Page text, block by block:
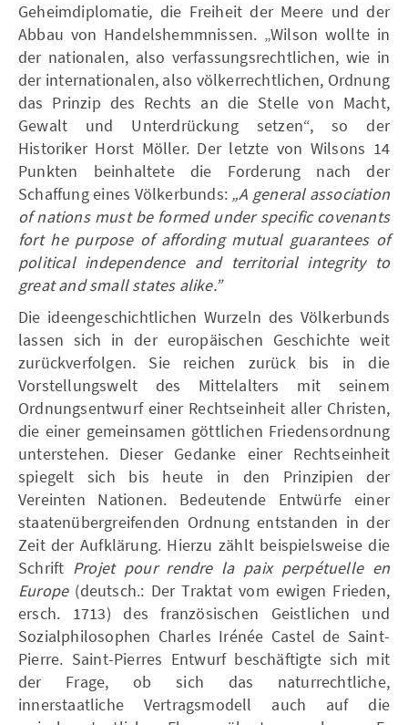
Geheimdiplomatie, die Freiheit der Meere und der
Abbau von Handelshemmnissen. „Wilson wollte in
der nationalen, also verfassungsrechtlichen, wie in
der internationalen, also völkerrechtlichen, Ordnung
das Prinzip des Rechts an die Stelle von Macht,
Gewalt und Unterdrückung setzen“, so der
Historiker Horst Möller. Der letzte von Wilsons 14
Punkten beinhaltete die Forderung nach der
Schaffung eines Völkerbunds: „A general association
of nations must be formed under specific covenants
fort he purpose of affording mutual guarantees of
political independence and territorial integrity to
great and small states alike.”
Die ideengeschichtlichen Wurzeln des Völkerbunds
lassen sich in der europäischen Geschichte weit
zurückverfolgen. Sie reichen zurück bis in die
Vorstellungswelt des Mittelalters mit seinem
Ordnungsentwurf einer Rechtseinheit aller Christen,
die einer gemeinsamen göttlichen Friedensordnung
unterstehen. Dieser Gedanke einer Rechtseinheit
spiegelt sich bis heute in den Prinzipien der
Vereinten Nationen. Bedeutende Entwürfe einer
staatenübergreifenden Ordnung entstanden in der
Zeit der Aufklärung. Hierzu zählt beispielsweise die
Schrift Projet pour rendre la paix perpétuelle en
Europe(deutsch.: Der Traktat vom ewigen Frieden,
ersch. 1713) des französischen Geistlichen und
Sozialphilosophen Charles Irénée Castel de Saint-
Pierre. Saint-Pierres Entwurf beschäftigte sich mit
der Frage, ob sich das naturrechtliche,
innerstaatliche Vertragsmodell auch auf die